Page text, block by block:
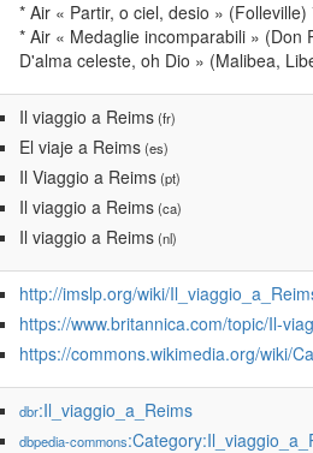
* Air « Partir, o ciel, desio »
* Air « Medaglie incomparabili » (Don
D'alma celeste, oh Dio » (Malibea,
Il viaggio a Reims(fr)
El viaje a Reims(es)
Il Viaggio a Reims(pt)
Il viaggio a Reims(ca)
Il viaggio a Reims(nl)
http://imslp.org/wiki/
https://www.britannica.com/topic/Il-
https://commons.wikimedia.org/wiki/
dbr:Il_viaggio_a_Reims
dbpedia-commons